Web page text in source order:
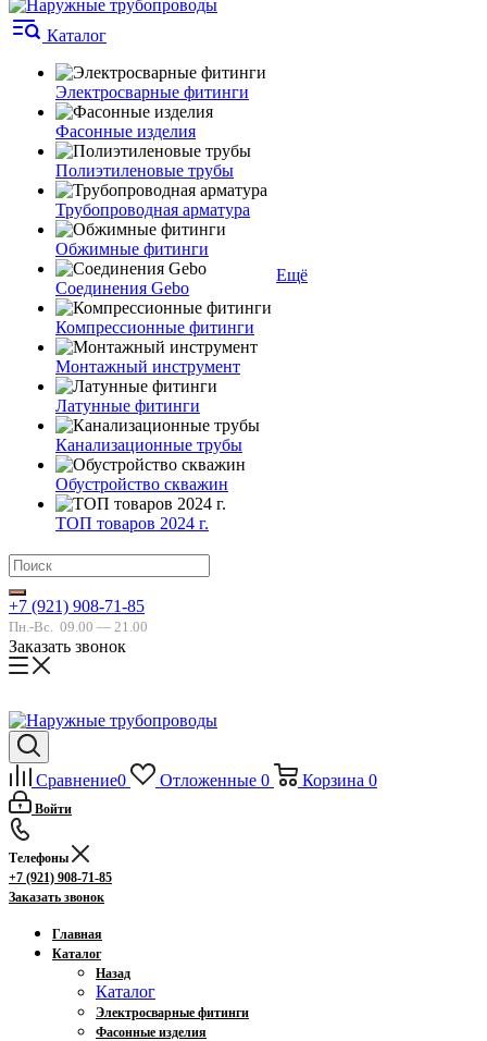
Каталог
Электросварные фитинги
Фасонные изделия
Полиэтиленовые трубы
Трубопроводная арматура
Обжимные фитинги
Соединения Gebo
Компрессионные фитинги
Монтажный инструмент
Латунные фитинги
Канализационные трубы
Обустройство скважин
ТОП товаров 2024 г.
Ещё
+7 (921) 908-71-85
Пн.-Вс. 09.00 — 21.00
Заказать звонок
Сравнение0 Отложенные 0 Корзина 0
Войти
Телефоны
+7 (921) 908-71-85
Заказать звонок
Главная
Каталог
Назад
Каталог
Электросварные фитинги
Фасонные изделия